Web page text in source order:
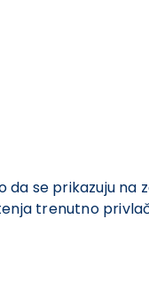
da se prikazuju na
trenutno